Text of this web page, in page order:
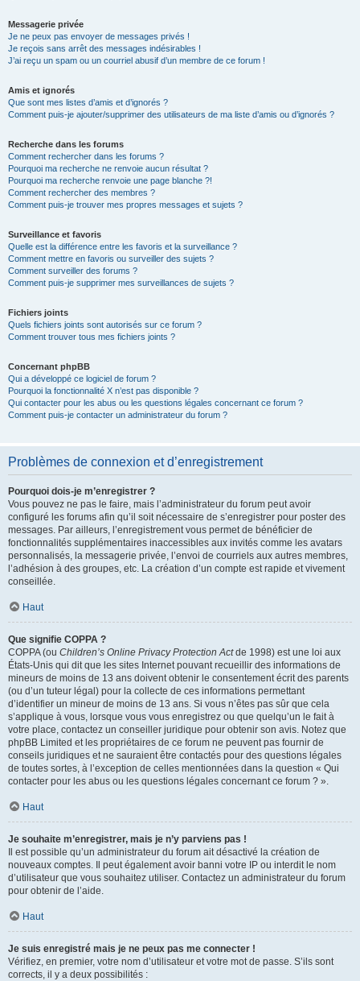
Messagerie privée
Je ne peux pas envoyer de messages privés !
Je reçois sans arrêt des messages indésirables !
J’ai reçu un spam ou un courriel abusif d’un membre de ce forum !
Amis et ignorés
Que sont mes listes d’amis et d’ignorés ?
Comment puis-je ajouter/supprimer des utilisateurs de ma liste d’amis ou d’ignorés ?
Recherche dans les forums
Comment rechercher dans les forums ?
Pourquoi ma recherche ne renvoie aucun résultat ?
Pourquoi ma recherche renvoie une page blanche ?!
Comment rechercher des membres ?
Comment puis-je trouver mes propres messages et sujets ?
Surveillance et favoris
Quelle est la différence entre les favoris et la surveillance ?
Comment mettre en favoris ou surveiller des sujets ?
Comment surveiller des forums ?
Comment puis-je supprimer mes surveillances de sujets ?
Fichiers joints
Quels fichiers joints sont autorisés sur ce forum ?
Comment trouver tous mes fichiers joints ?
Concernant phpBB
Qui a développé ce logiciel de forum ?
Pourquoi la fonctionnalité X n’est pas disponible ?
Qui contacter pour les abus ou les questions légales concernant ce forum ?
Comment puis-je contacter un administrateur du forum ?
Problèmes de connexion et d’enregistrement
Pourquoi dois-je m’enregistrer ?
Vous pouvez ne pas le faire, mais l’administrateur du forum peut avoir
configuré les forums afin qu’il soit nécessaire de s’enregistrer pour poster des
messages. Par ailleurs, l’enregistrement vous permet de bénéficier de
fonctionnalités supplémentaires inaccessibles aux invités comme les avatars
personnalisés, la messagerie privée, l’envoi de courriels aux autres membres,
l’adhésion à des groupes, etc. La création d’un compte est rapide et vivement
conseillée.
Haut
Que signifie COPPA ?
COPPA (ou Children’s Online Privacy Protection Actde 1998) est une loi aux
États-Unis qui dit que les sites Internet pouvant recueillir des informations de
mineurs de moins de 13 ans doivent obtenir le consentement écrit des parents
(ou d’un tuteur légal) pour la collecte de ces informations permettant
d’identifier un mineur de moins de 13 ans. Si vous n’êtes pas sûr que cela
s’applique à vous, lorsque vous vous enregistrez ou que quelqu’un le fait à
votre place, contactez un conseiller juridique pour obtenir son avis. Notez que
phpBB Limited et les propriétaires de ce forum ne peuvent pas fournir de
conseils juridiques et ne sauraient être contactés pour des questions légales
de toutes sortes, à l’exception de celles mentionnées dans la question « Qui
contacter pour les abus ou les questions légales concernant ce forum ? ».
Haut
Je souhaite m’enregistrer, mais je n’y parviens pas !
Il est possible qu’un administrateur du forum ait désactivé la création de
nouveaux comptes. Il peut également avoir banni votre IP ou interdit le nom
d’utilisateur que vous souhaitez utiliser. Contactez un administrateur du forum
pour obtenir de l’aide.
Haut
Je suis enregistré mais je ne peux pas me connecter !
Vérifiez, en premier, votre nom d’utilisateur et votre mot de passe. S’ils sont
corrects, il y a deux possibilités :